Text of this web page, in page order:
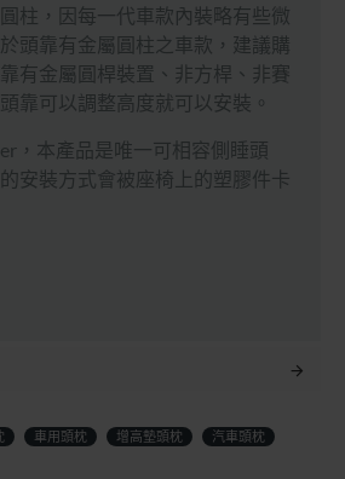
柱，因每一代車款內裝略有些微
頭靠有金屬圓柱之車款，建議購
有金屬圓桿裝置、非方桿、非賽
靠可以調整高度就可以安裝。
，本產品是唯一可相容側睡頭
安裝方式會被座椅上的塑膠件卡
車用頭枕 增高墊頭枕 汽車頭枕